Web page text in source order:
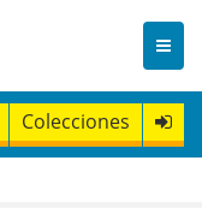
Colecciones